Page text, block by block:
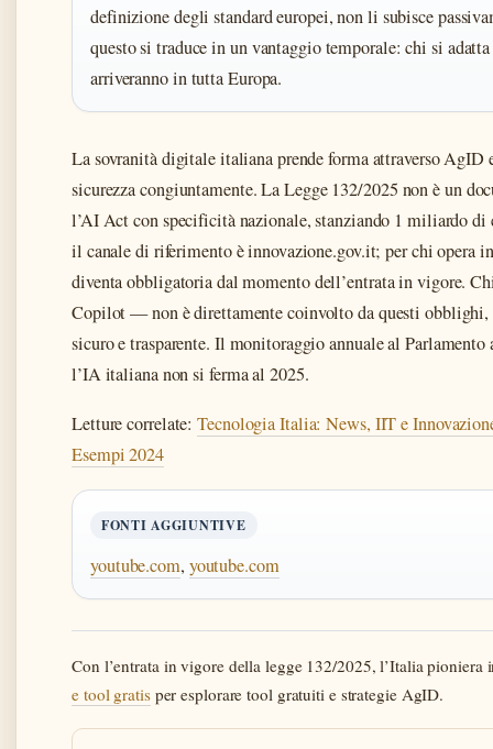
definizione degli standard europei, non li subisce
questo si traduce in un vantaggio temporale: chi si
arriveranno in tutta Europa.
La sovranità digitale italiana prende forma attraverso AgID
sicurezza congiuntamente. La Legge 132/2025 non è un
l’AI Act con specificità nazionale, stanziando 1 miliardo
il canale di riferimento è innovazione.gov.it; per chi opera
diventa obbligatoria dal momento dell’entrata in vigore.
Copilot — non è direttamente coinvolto da questi
sicuro e trasparente. Il monitoraggio annuale al
l’IA italiana non si ferma al 2025.
Letture correlate:Tecnologia Italia: News, IIT e
Esempi 2024
FONTI AGGIUNTIVE
youtube.com, youtube.com
Con l’entrata in vigore della legge 132/2025, l’Italia
e tool gratisper esplorare tool gratuiti e strategie AgID.